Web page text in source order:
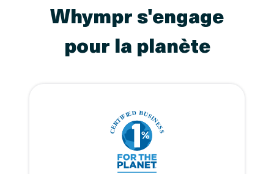
Whympr s'engage
pour la planète